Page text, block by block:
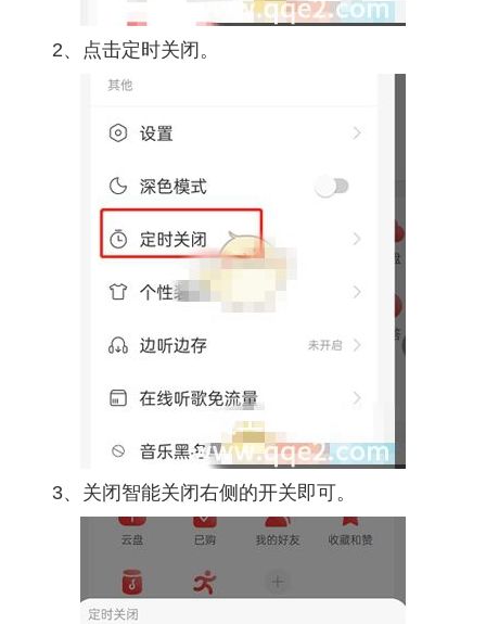
2、点击定时关闭。
3、关闭智能关闭右侧的开关即可。